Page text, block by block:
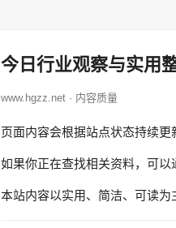
今日行业观察与实用
www.hgzz.net · 内容质量
页面内容会根据站点状态持续更
如果你正在查找相关资料，可以
本站内容以实用、简洁、可读为